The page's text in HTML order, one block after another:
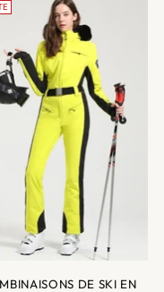
DE SKI EN